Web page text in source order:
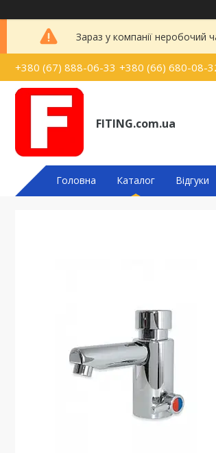
Зараз у компанії
+380 (67) 888-06-33 +380 (66) 680-08-
FITING.com.ua
Головна Каталог Відгуки